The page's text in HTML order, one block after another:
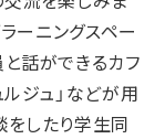
ーニングスペー
話ができるカフ
ジュ」などが用
したり学生同